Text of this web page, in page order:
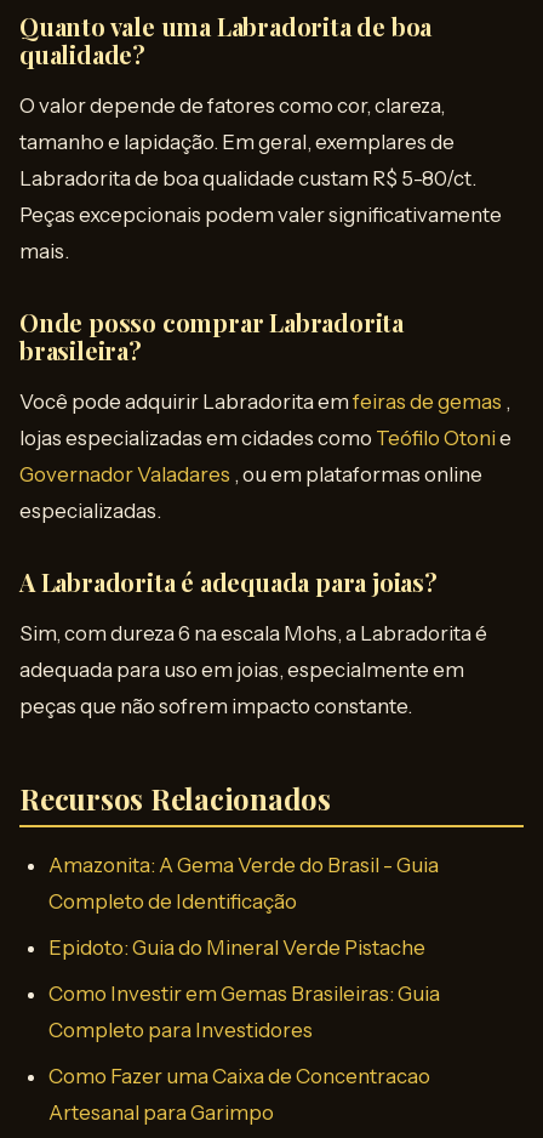
Quanto vale uma Labradorita de boa
qualidade?
O valor depende de fatores como cor, clareza,
tamanho e lapidação. Em geral, exemplares de
Labradorita de boa qualidade custam R$ 5-80/ct.
Peças excepcionais podem valer significativamente
mais.
Onde posso comprar Labradorita
brasileira?
Você pode adquirir Labradorita em feiras de gemas ,
lojas especializadas em cidades como Teófilo Otoni e
Governador Valadares , ou em plataformas online
especializadas.
A Labradorita é adequada para joias?
Sim, com dureza 6 na escala Mohs, a Labradorita é
adequada para uso em joias, especialmente em
peças que não sofrem impacto constante.
Recursos Relacionados
Amazonita: A Gema Verde do Brasil - Guia
Completo de Identificação
Epidoto: Guia do Mineral Verde Pistache
Como Investir em Gemas Brasileiras: Guia
Completo para Investidores
Como Fazer uma Caixa de Concentracao
Artesanal para Garimpo